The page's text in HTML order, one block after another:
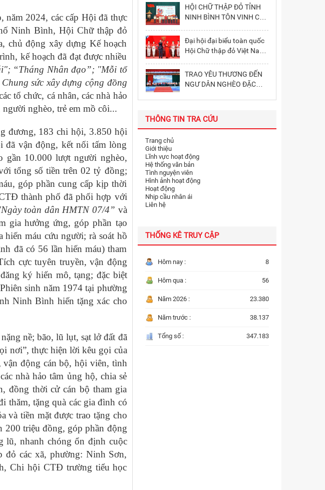
năm 2024, các cấp Hội đã thực
Ninh Bình, Hội Chữ thập đỏ
chủ động xây dựng Kế hoạch
kế hoạch đã đạt được nhiều
“Tháng Nhân đạo”; "Mỗi tổ
sức xây dựng cộng đồng
tổ chức, cá nhân, các nhà hảo
nghèo, trẻ em mồ côi...
đương, 183 chi hội, 3.850 hội
đã vận động, kết nối tấm lòng
gần 10.000 lượt người nghèo,
tổng số tiền trên 02 tỷ đồng;
góp phần cung cấp kịp thời
thành phố đã phối hợp với
toàn dân HMTN 07/4” và
gia hưởng ứng, góp phần tạo
máu cứu người; rà soát hồ
đã có 56 lần hiến máu) tham
cực tuyên truyền, vận động
ký hiến mô, tạng; đặc biệt
sinh năm 1974 tại phường
Ninh Bình hiến tặng xác cho
nề; bão, lũ lụt, sạt lở đất đã
nơi”, thực hiện lời kêu gọi của
động cán bộ, hội viên, tình
nhà hảo tâm ủng hộ, chia sẻ
đồng thời cử cán bộ tham gia
thăm, tặng quà các gia đình có
và tiền mặt được trao tặng cho
200 triệu đồng, góp phần động
lũ, nhanh chóng ổn định cuộc
đỏ các xã, phường: Ninh Sơn,
Chi hội CTĐ trường tiểu học
vực Đồng Văn
HỘI CHỮ THẬP ĐỎ TỈNH
NINH BÌNH TÔN VINH CÁC
BIỂU TRONG PHONG
TRÀO HIẾN MÁU TÌNH
NGUYỆN VÀ TRAO QUÀ
CHO CÁC GIA ĐÌNH CÓ
HOÀN CẢNH KHÓ KHĂN
Đại hội đại biểu toàn quốc
Hội Chữ thập đỏ Việt Nam
mới – Chuyên nghiệp – Tự
cường
TRAO YÊU THƯƠNG ĐẾN
NGƯ DÂN NGHÈO ĐẶC
THÔNG TIN TRA CỨU
Trang chủ
Giới thiệu
Lĩnh vực hoạt động
Hệ thống văn bản
Tình nguyện viên
Hình ảnh hoạt động
Hoạt động
Nhịp cầu nhân ái
Liên hệ
THỐNG KÊ TRUY CẬP
Hôm nay : 8
Hôm qua : 56
Năm 2026 : 23.380
Năm trước : 38.137
Tổng số : 347.183